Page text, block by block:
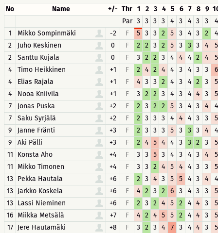
No Name +/- Thr 1 2 3 4 5 6 7 8 9
Par 3 3 3 3 4 3 4 3 3
4
1
Mikko Sompinmäki -2 F 5 3 3 2 5 3 4 3 2
4
2
Juho Keskinen 0 F 2 2 3 2 5 3 3 3 4
5
2
Santtu Kujala 0 F 3 2 2 3 4 4 4 2 4
5
4
Timo Heikkinen +1 F 2 4 2 4 4 3 4 3 3
6
4
Elias Rajala +1 F 4 3 3 2 4 3 4 2 3
5
4
Nooa Kniivilä +1 F 3 2 2 3 4 3 4 4 3
5
7
Jonas Puska +2 F 2 3 2 2 5 3 4 3 4
4
7
Saku Syrjälä +2 F 2 3 3 3 4 4 4 3 3
5
9
Janne Fränti +3 F 2 3 3 3 5 3 3 3 4
4
9
Aki Pälli +3 F 2 4 5 4 4 3 3 2 3
5
11
Konsta Aho +4 F 3 3 5 3 4 3 4 3 4
5
11
Mikko Timonen +4 F 3 3 2 4 5 4 4 3 3
5
13 Pekka Hautala +6 F 2 3 4 3 5 5 4 3 4
4
13 Jarkko Koskela +6 F 4 2 3 2 6 3 4 3 3
5
13 Lassi Nieminen +6 F 2 3 2 4 5 2 4 4 3
5
16 Miikka Metsälä +7 F 4 2 4 5 5 2 4 4 3
5
17
Jere Hautamäki +8 F 3 2 3 4 7 3 4 4 3
5